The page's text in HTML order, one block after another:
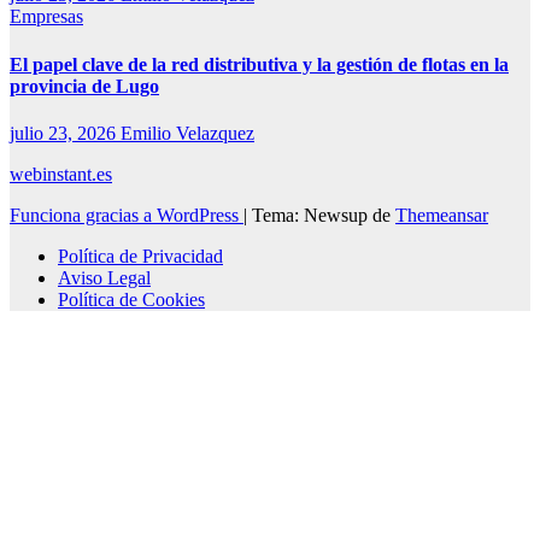
Empresas
El papel clave de la red distributiva y la gestión de flotas en la
provincia de Lugo
julio 23, 2026 Emilio Velazquez
webinstant.es
Funciona gracias a WordPress | Tema: Newsup de Themeansar
Política de Privacidad
Aviso Legal
Política de Cookies